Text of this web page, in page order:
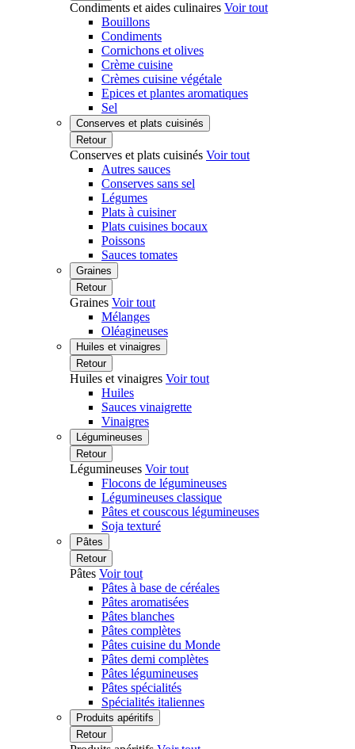
Condiments et aides culinaires Voir tout
Bouillons
Condiments
Cornichons et olives
Crème cuisine
Crèmes cuisine végétale
Epices et plantes aromatiques
Sel
Conserves et plats cuisinés
Retour
Conserves et plats cuisinés Voir tout
Autres sauces
Conserves sans sel
Légumes
Plats à cuisiner
Plats cuisines bocaux
Poissons
Sauces tomates
Graines
Retour
Graines Voir tout
Mélanges
Oléagineuses
Huiles et vinaigres
Retour
Huiles et vinaigres Voir tout
Huiles
Sauces vinaigrette
Vinaigres
Légumineuses
Retour
Légumineuses Voir tout
Flocons de légumineuses
Légumineuses classique
Pâtes et couscous légumineuses
Soja texturé
Pâtes
Retour
Pâtes Voir tout
Pâtes à base de céréales
Pâtes aromatisées
Pâtes blanches
Pâtes complètes
Pâtes cuisine du Monde
Pâtes demi complètes
Pâtes légumineuses
Pâtes spécialités
Spécialités italiennes
Produits apéritifs
Retour